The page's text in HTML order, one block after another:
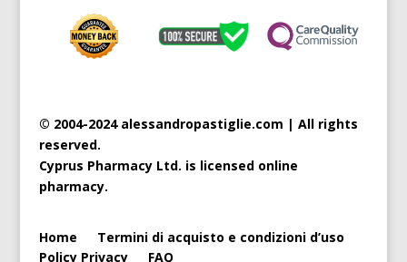
© 2004-2024 alessandropastiglie.com | All rights
reserved.
Cyprus Pharmacy Ltd. is licensed online
pharmacy.
Home
Termini di acquisto e condizioni d’uso
Policy Privacy
FAQ